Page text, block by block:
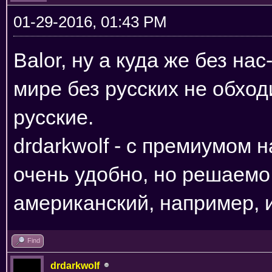
01-29-2016, 01:43 PM
Balor, ну а куда же без
мире без русских не
русские.
drdarkwolf - с премиумом
очень удобно, но
американский, например,
Find
drdarkwolf